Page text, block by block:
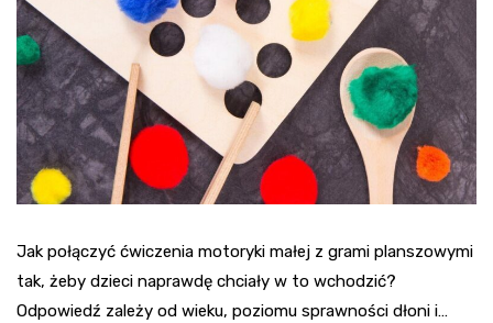
Jak połączyć ćwiczenia motoryki małej z grami planszowymi
tak, żeby dzieci naprawdę chciały w to wchodzić?
Odpowiedź zależy od wieku, poziomu sprawności dłoni i…